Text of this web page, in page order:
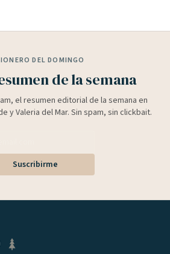
DEL DOMINGO
de la semana
el resumen editorial de la semana en
y Valeria del Mar. Sin spam, sin clickbait.
Suscribirme